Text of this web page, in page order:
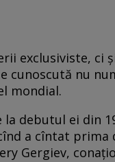
exclusiviste, ci
cunoscută nu
mondial.
debutul ei din
a cîntat prima
Gergiev,